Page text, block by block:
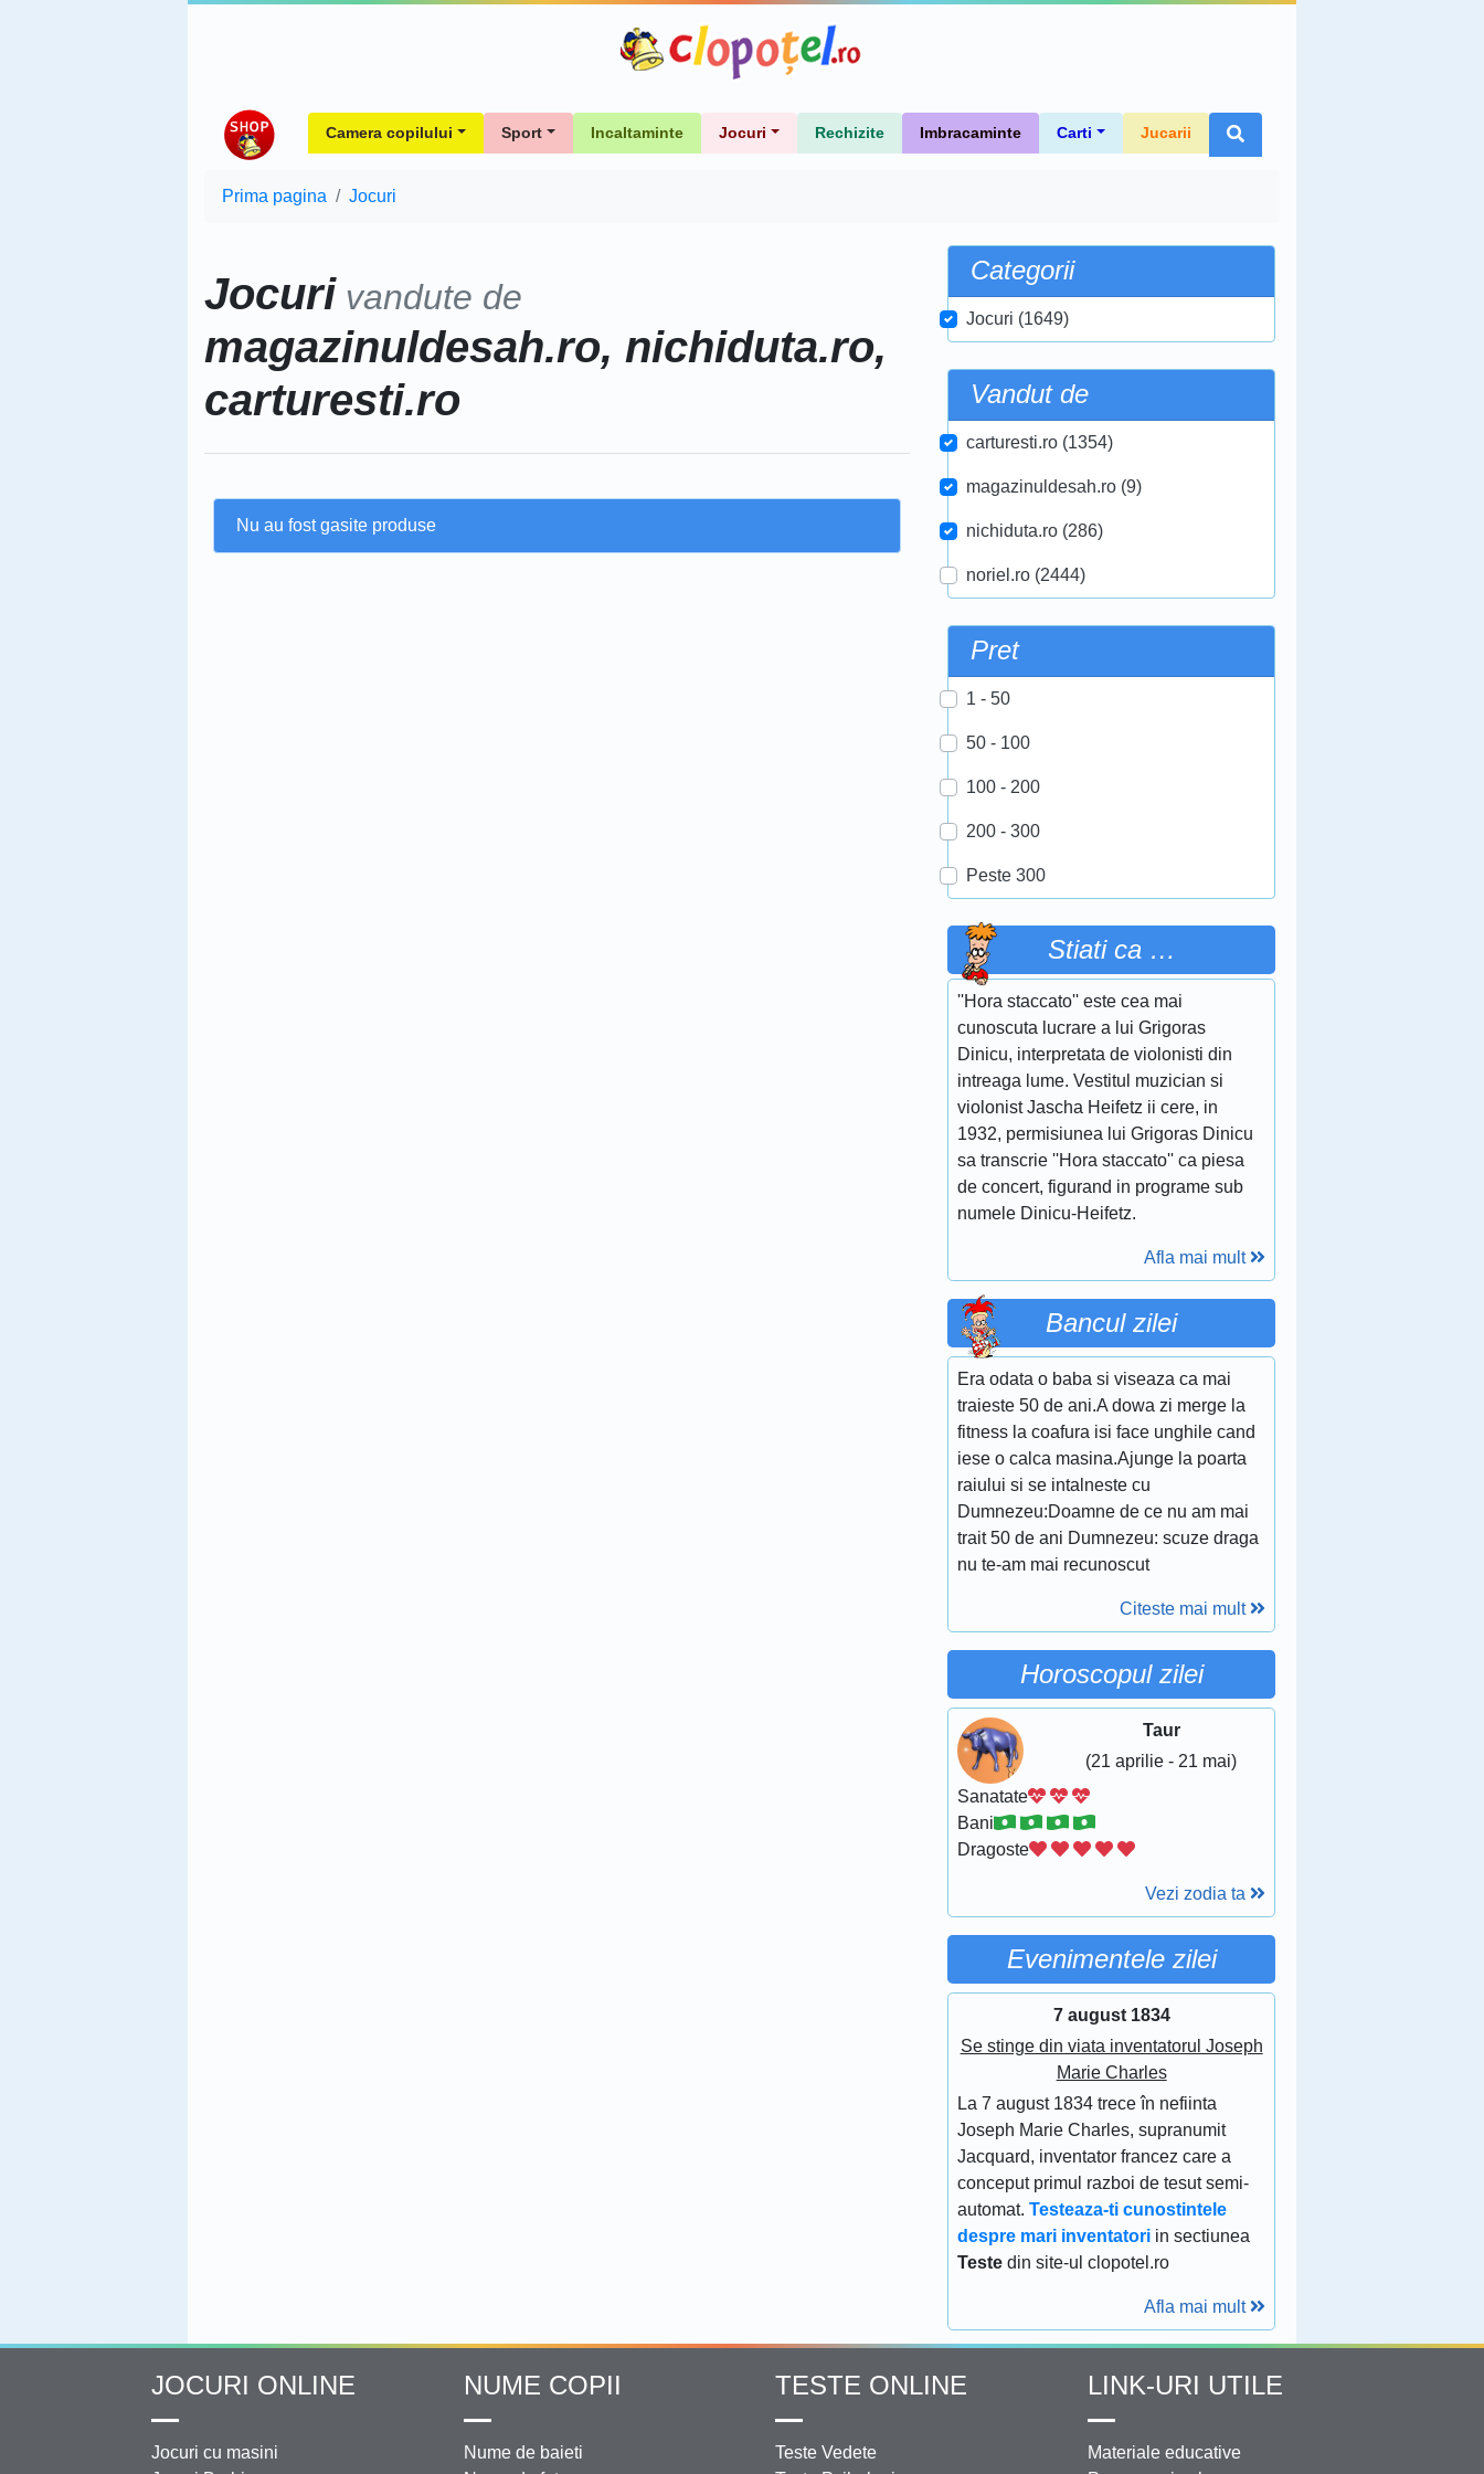
Camera copilului Sport Incaltaminte Jocuri Rechizite Imbracaminte Carti Jucarii
Prima pagina Jocuri
Jocuri vandute de
magazinuldesah.ro, nichiduta.ro,
carturesti.ro
Nu au fost gasite produse
Categorii
Jocuri (1649)
Vandut de
carturesti.ro (1354)
magazinuldesah.ro (9)
nichiduta.ro (286)
noriel.ro (2444)
Pret
1 - 50
50 - 100
100 - 200
200 - 300
Peste 300
Stiati ca …
''Hora staccato'' este cea mai
cunoscuta lucrare a lui Grigoras
Dinicu, interpretata de violonisti din
intreaga lume. Vestitul muzician si
violonist Jascha Heifetz ii cere, in
1932, permisiunea lui Grigoras Dinicu
sa transcrie ''Hora staccato'' ca piesa
de concert, figurand in programe sub
numele Dinicu-Heifetz.
Afla mai mult
Bancul zilei
Era odata o baba si viseaza ca mai
traieste 50 de ani.A dowa zi merge la
fitness la coafura isi face unghile cand
iese o calca masina.Ajunge la poarta
raiului si se intalneste cu
Dumnezeu:Doamne de ce nu am mai
trait 50 de ani Dumnezeu: scuze draga
nu te-am mai recunoscut
Citeste mai mult
Horoscopul zilei
Taur
(21 aprilie - 21 mai)
Sanatate
Bani
Dragoste
Vezi zodia ta
Evenimentele zilei
7 august 1834
Se stinge din viata inventatorul Joseph
Marie Charles
La 7 august 1834 trece în nefiinta
Joseph Marie Charles, supranumit
Jacquard, inventator francez care a
conceput primul razboi de tesut semi-
automat.Testeaza-ti cunostintele
despre mari inventatori in sectiunea
Teste din site-ul clopotel.ro
Afla mai mult
JOCURI ONLINE
Jocuri cu masini
NUME COPII
Nume de baieti
TESTE ONLINE
Teste Vedete
LINK-URI UTILE
Materiale educative